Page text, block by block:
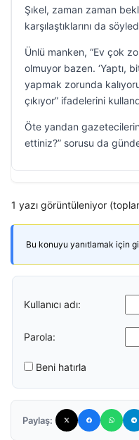
Şıkel, zaman zaman
karşılaştıklarını da
Ünlü manken, “Ev çok
olmuyor bazen. ‘Yaptı,
yapmak zorunda
çıkıyor” ifadelerini
Öte yandan
ettiniz?” sorusu da
1 yazı görüntüleniyor
Bu konuyu yanıtlamak için
Kullanıcı adı:
Parola:
Beni hatırla
Paylaş: